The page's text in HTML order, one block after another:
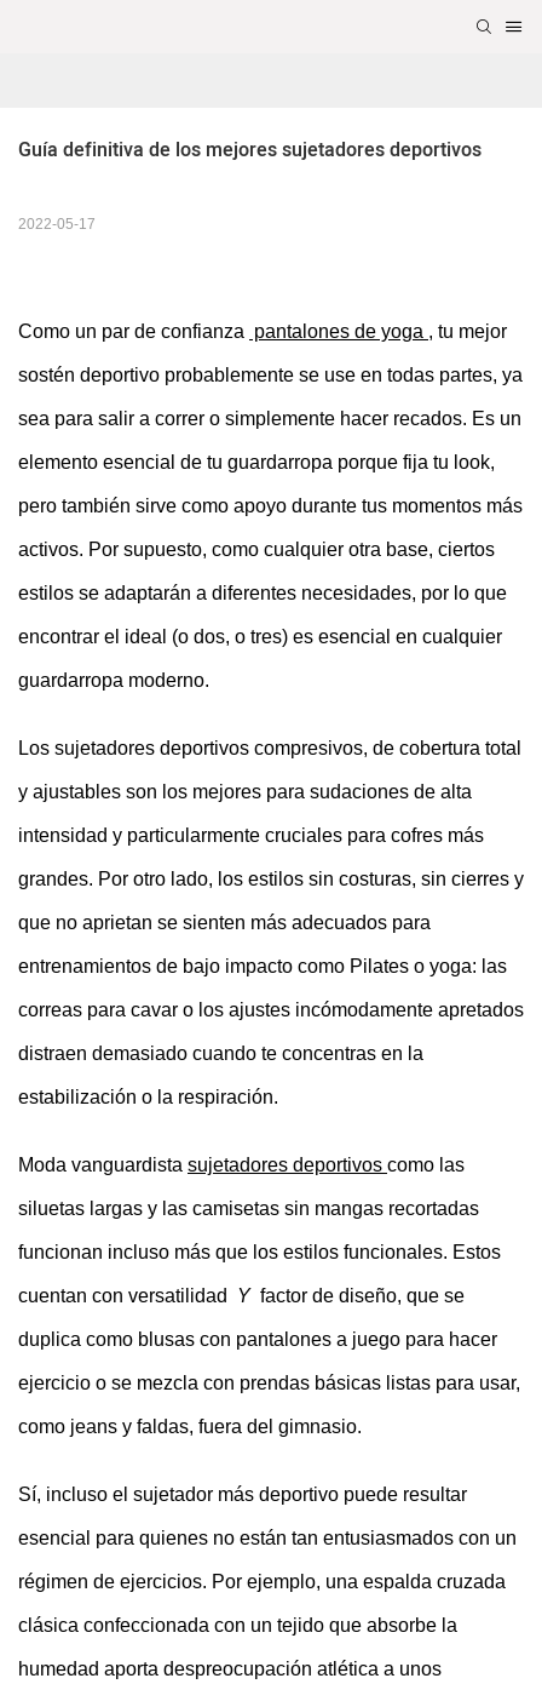
Guía definitiva de los mejores sujetadores deportivos
2022-05-17
Como un par de confianza pantalones de yoga , tu mejor
sostén deportivo probablemente se use en todas partes, ya
sea para salir a correr o simplemente hacer recados. Es un
elemento esencial de tu guardarropa porque fija tu look,
pero también sirve como apoyo durante tus momentos más
activos. Por supuesto, como cualquier otra base, ciertos
estilos se adaptarán a diferentes necesidades, por lo que
encontrar el ideal (o dos, o tres) es esencial en cualquier
guardarropa moderno.
Los sujetadores deportivos compresivos, de cobertura total
y ajustables son los mejores para sudaciones de alta
intensidad y particularmente cruciales para cofres más
grandes. Por otro lado, los estilos sin costuras, sin cierres y
que no aprietan se sienten más adecuados para
entrenamientos de bajo impacto como Pilates o yoga: las
correas para cavar o los ajustes incómodamente apretados
distraen demasiado cuando te concentras en la
estabilización o la respiración.
Moda vanguardista sujetadores deportivos como las
siluetas largas y las camisetas sin mangas recortadas
funcionan incluso más que los estilos funcionales. Estos
cuentan con versatilidad Y factor de diseño, que se
duplica como blusas con pantalones a juego para hacer
ejercicio o se mezcla con prendas básicas listas para usar,
como jeans y faldas, fuera del gimnasio.
Sí, incluso el sujetador más deportivo puede resultar
esencial para quienes no están tan entusiasmados con un
régimen de ejercicios. Por ejemplo, una espalda cruzada
clásica confeccionada con un tejido que absorbe la
humedad aporta despreocupación atlética a unos